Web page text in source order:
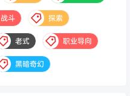
战斗 探索
老式 职业导向
黑暗奇幻